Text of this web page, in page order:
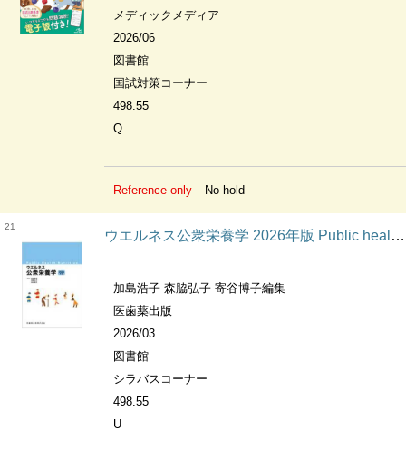
メディックメディア
2026/06
図書館
国試対策コーナー
498.55
Q
Reference only No hold
21
ウエルネス公衆栄養学 2026年版 Public health nutrition
加島浩子 森脇弘子 寄谷博子編集
医歯薬出版
2026/03
図書館
シラバスコーナー
498.55
U